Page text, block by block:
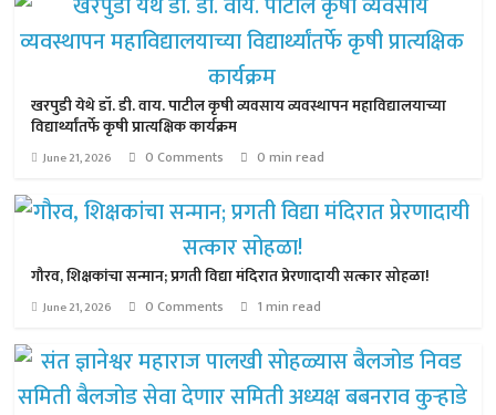
खरपुडी येथे डॉ. डी. वाय. पाटील कृषी व्यवसाय व्यवस्थापन महाविद्यालयाच्या
विद्यार्थ्यांतर्फे कृषी प्रात्यक्षिक कार्यक्रम
June 21, 2026 0 Comments 0 min read
गौरव, शिक्षकांचा सन्मान; प्रगती विद्या मंदिरात प्रेरणादायी सत्कार सोहळा!
June 21, 2026 0 Comments 1 min read